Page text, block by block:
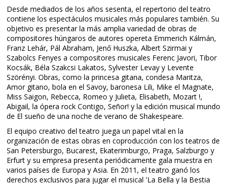
Desde mediados de los años sesenta, el repertorio del teatro
contiene los espectáculos musicales más populares también. Su
objetivo es presentar la más amplia variedad de obras de
compositores húngaros de autores opereta Emmerich Kálmán,
Franz Lehár, Pál Abraham, Jenő Huszka, Albert Szirmai y
Szabolcs Fenyes a compositores musicales Ferenc Javori, Tibor
Kocsák, Béla Szakcsi Lakatos, Sylvester Levay y Levente
Szörényi. Obras, como la princesa gitana, condesa Maritza,
Amor gitano, bola en el Savoy, baronesa Lili, Mike el Magnate,
Miss Saigon, Rebecca, Romeo y Julieta, Elisabeth, Mozart !,
Abigail, la ópera rock Contigo, Señor! y la edición musical mundo
de El sueño de una noche de verano de Shakespeare.
El equipo creativo del teatro juega un papel vital en la
organización de estas obras en coproducción con los teatros de
San Petersburgo, Bucarest, Ekaterimburgo, Praga, Salzburgo y
Erfurt y su empresa presenta periódicamente gala muestra en
varios países de Europa y Asia. En 2011, el teatro ganó los
derechos exclusivos para jugar el musical 'La Bella y la Bestia